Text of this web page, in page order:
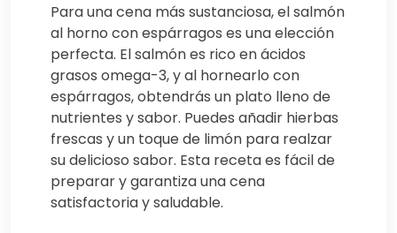
Para una cena más sustanciosa, el salmón
al horno con espárragos es una elección
perfecta. El salmón es rico en ácidos
grasos omega-3, y al hornearlo con
espárragos, obtendrás un plato lleno de
nutrientes y sabor. Puedes añadir hierbas
frescas y un toque de limón para realzar
su delicioso sabor. Esta receta es fácil de
preparar y garantiza una cena
satisfactoria y saludable.